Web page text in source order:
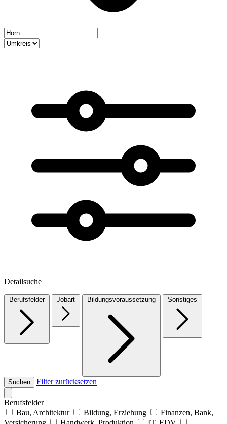
Detailsuche
Berufsfelder Jobart Bildungsvoraussetzung Sonstiges
Suchen Filter zurücksetzen
Berufsfelder
Bau, Architektur
Bildung, Erziehung
Finanzen, Bank,